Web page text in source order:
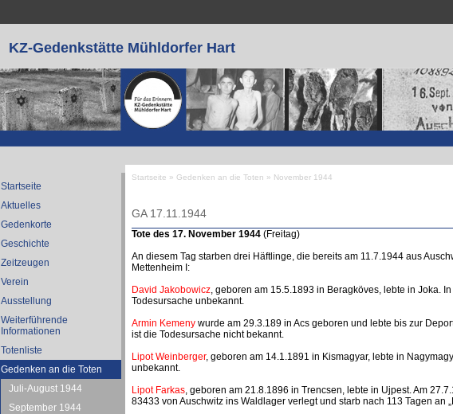
KZ-Gedenkstätte Mühldorfer Hart
Startseite
Aktuelles
Gedenkorte
Geschichte
Zeitzeugen
Verein
Ausstellung
Weiterführende
Informationen
Totenliste
Gedenken an die Toten
Juli-August 1944
September 1944
Startseite » Gedenken an die Toten » November 1944
GA 17.11.1944
Tote des 17. November 1944 (Freitag)
An diesem Tag starben drei Häftlinge, die bereits am 11.7.1944 aus
Mettenheim I:
David Jakobowicz , geboren am 15.5.1893 in Beragköves, lebte in Joka.
Todesursache unbekannt.
Armin Kemeny wurde am 29.3.189 in Acs geboren und lebte bis zur
ist die Todesursache nicht bekannt.
Lipot Weinberger, geboren am 14.1.1891 in Kismagyar, lebte in
unbekannt.
Lipot Farkas , geboren am 21.8.1896 in Trencsen, lebte in Ujpest. Am
83433 von Auschwitz ins Waldlager verlegt und starb nach 113 Tagen an